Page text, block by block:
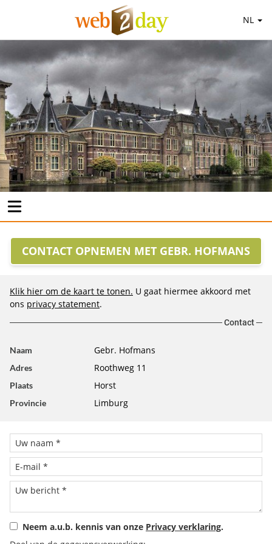
NL
CONTACT OPNEMEN MET GEBR. HOFMANS
Klik hier om de kaart te tonen. U gaat hiermee akkoord met
ons privacy statement.
Contact
Naam Gebr. Hofmans
Adres Roothweg 11
Plaats Horst
Provincie Limburg
Neem a.u.b. kennis van onze Privacy verklaring.